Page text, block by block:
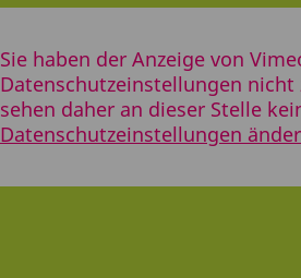
Sie haben der Anzeige von
Datenschutzeinstellungen
sehen daher an dieser Stelle
Datenschutzeinstellungen